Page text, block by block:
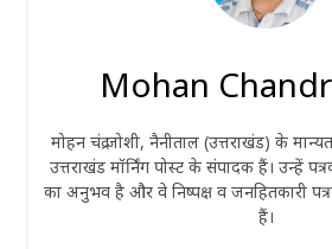
Mohan
मोहन चंद्र जोशी, नैनीताल (उत्तराखंड) के
उत्तराखंड मॉर्निंग पोस्ट के संपादक हैं। उन्हें
का अनुभव है और वे निष्पक्ष व जनहितकारी
हैं।